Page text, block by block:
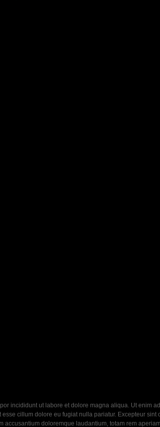
incididunt ut labore et dolore magna aliqua. Ut enim
cillum dolore eu fugiat nulla pariatur. Excepteur
accusantium doloremque laudantium, totam rem